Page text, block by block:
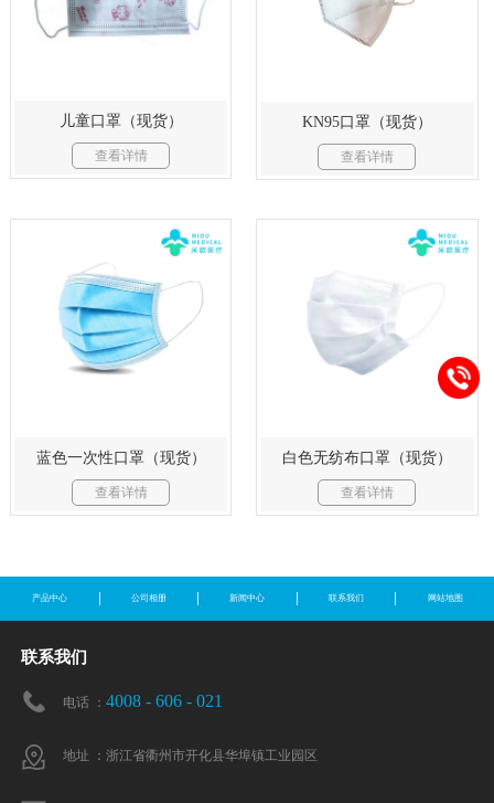
儿童口罩（现货）
查看详情
KN95口罩（现货）
查看详情
蓝色一次性口罩（现货）
查看详情
白色无纺布口罩（现货）
查看详情
产品中心 公司相册 新闻中心 联系我们 网站地图
联系我们
电话 ： 4008 - 606 - 021
地址 ：浙江省衢州市开化县华埠镇工业园区